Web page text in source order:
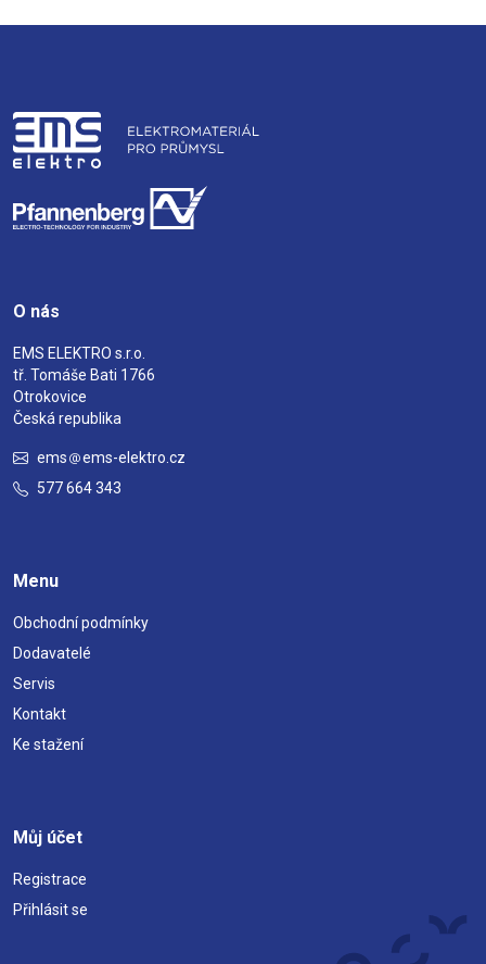
O nás
EMS ELEKTRO s.r.o.
tř. Tomáše Bati 1766
Otrokovice
Česká republika
ems
ems-elektro.cz
577 664 343
Menu
Obchodní podmínky
Dodavatelé
Servis
Kontakt
Ke stažení
Můj účet
Registrace
Přihlásit se